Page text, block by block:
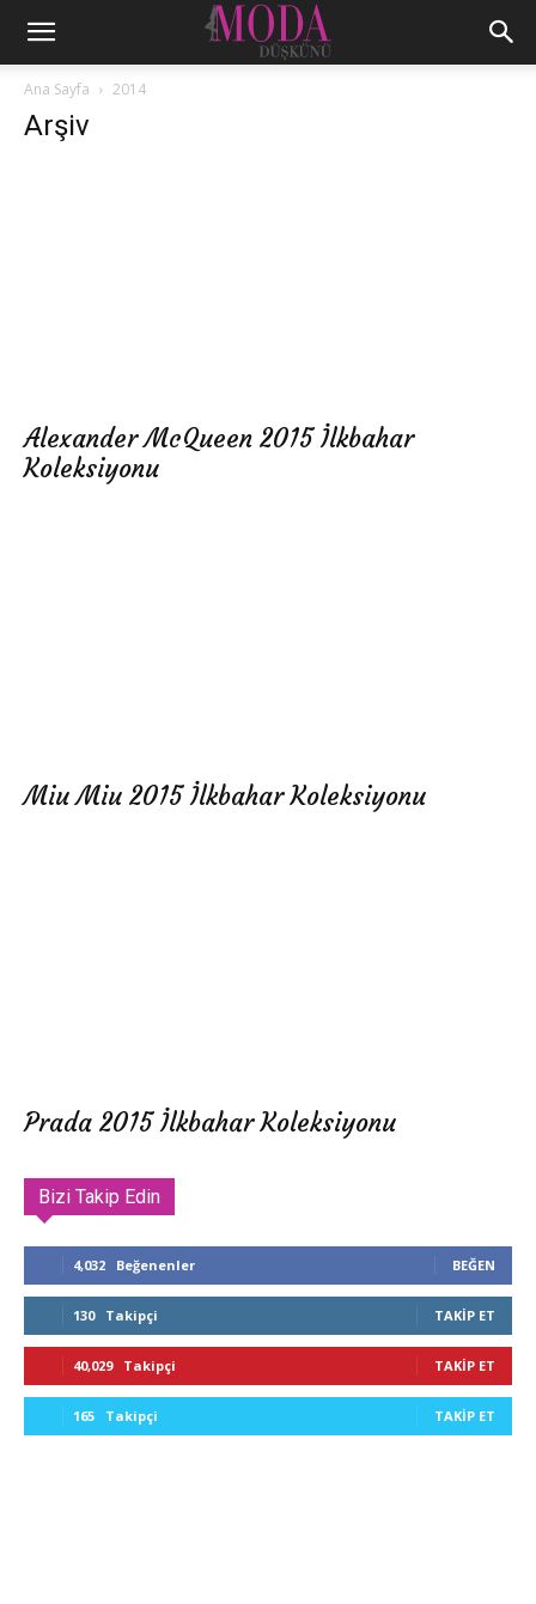
Ana Sayfa 2014
Arşiv
Alexander McQueen 2015 İlkbahar
Koleksiyonu
Miu Miu 2015 İlkbahar Koleksiyonu
Prada 2015 İlkbahar Koleksiyonu
Bizi Takip Edin
4,032 Beğenenler BEĞEN
130 Takipçi TAKIP ET
40,029 Takipçi TAKIP ET
165 Takipçi TAKIP ET